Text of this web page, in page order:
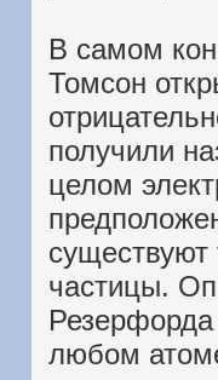
В самом
Томсон
получили
целом
частицы.
любом